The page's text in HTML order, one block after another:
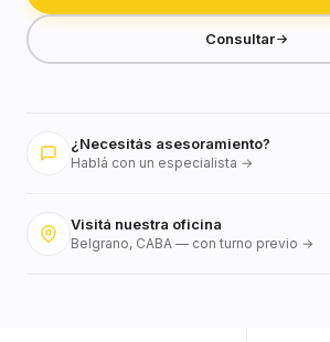
Consultar
¿Necesitás asesoramiento?
Hablá con un especialista →
Visitá nuestra oficina
Belgrano, CABA — con turno previo →